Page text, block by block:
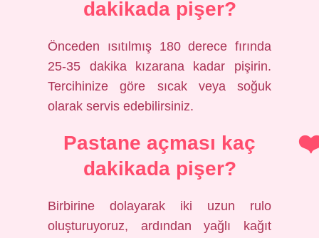
dakikada pişer?
Önceden ısıtılmış 180 derece fırında
25-35 dakika kızarana kadar pişirin.
Tercihinize göre sıcak veya soğuk
olarak servis edebilirsiniz.
Pastane açması kaç
dakikada pişer?
Birbirine dolayarak iki uzun rulo
oluşturuyoruz, ardından yağlı kağıt